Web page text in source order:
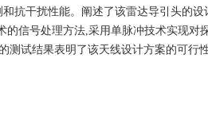
抗干扰性能。阐述了该雷达导引头的设
信号处理方法,采用单脉冲技术实现对
测试结果表明了该天线设计方案的可行